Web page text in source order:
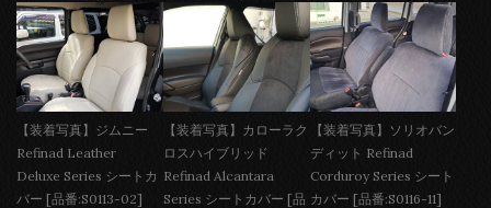
【装着写真】ジムニー
Refinad Leather
Deluxe Series シートカ
バー [品番:S0113-02]
【装着写真】カローラク
ロスハイブリッド
Refinad Alcantara
Series シートカバー [品
【装着写真】ソリオバン
ディット Refinad
Corduroy Series シート
カバー [品番:S0116-11]